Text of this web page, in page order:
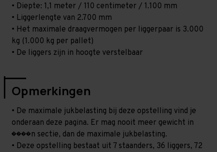
• Diepte: 1,1 meter / 110 centimeter / 1.100 mm
• Liggerlengte van 2.700 mm
• Het maximale draagvermogen per liggerpaar is 3.000
kg (1.000 kg per pallet)
• De liggers zijn in hoogte verstelbaar
Opmerkingen
• De maximale jukbelasting bij deze opstelling vind je
onderaan deze pagina. Er mag nooit meer gewicht in
����n sectie, dan de maximale jukbelasting.
• Deze opstelling bestaat uit 7 staanders, 36 liggers, 72